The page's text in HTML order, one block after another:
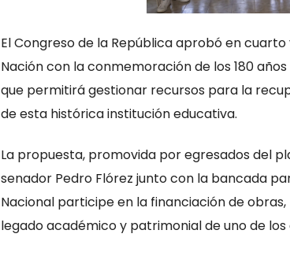
El Congreso de la República aprobó en
Nación con la conmemoración de los 180
que permitirá gestionar recursos para la
de esta histórica institución educativa.
La propuesta, promovida por egresados del
senador Pedro Flórez junto con la bancada
Nacional participe en la financiación de
legado académico y patrimonial de uno de